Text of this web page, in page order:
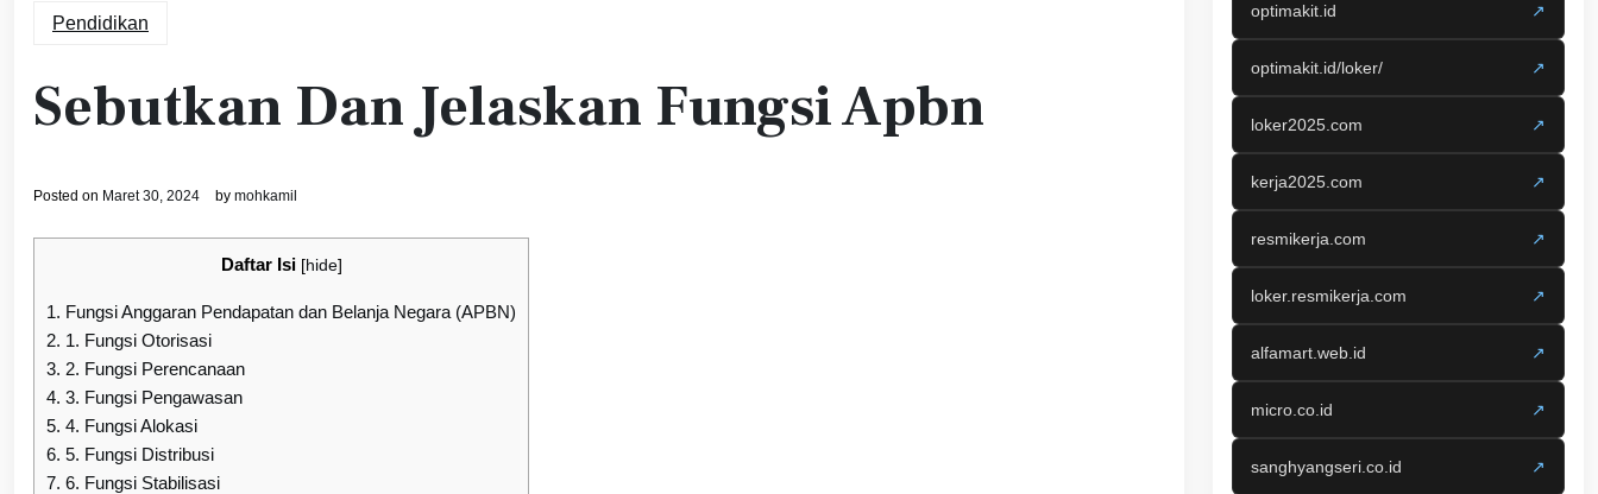
Pendidikan
Sebutkan Dan Jelaskan Fungsi Apbn
Posted on Maret 30, 2024 by mohkamil
Daftar Isi [hide]
1. Fungsi Anggaran Pendapatan dan Belanja Negara (APBN)
2. 1. Fungsi Otorisasi
3. 2. Fungsi Perencanaan
4. 3. Fungsi Pengawasan
5. 4. Fungsi Alokasi
6. 5. Fungsi Distribusi
7. 6. Fungsi Stabilisasi
optimakit.id ↗
optimakit.id/loker/ ↗
loker2025.com ↗
kerja2025.com ↗
resmikerja.com ↗
loker.resmikerja.com ↗
alfamart.web.id ↗
micro.co.id ↗
sanghyangseri.co.id ↗